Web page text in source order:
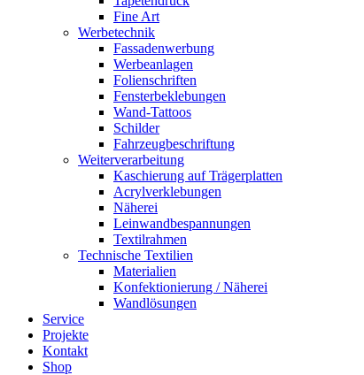
Fine Art
Werbetechnik
Fassadenwerbung
Werbeanlagen
Folienschriften
Fensterbeklebungen
Wand-Tattoos
Schilder
Fahrzeugbeschriftung
Weiterverarbeitung
Kaschierung auf Trägerplatten
Acrylverklebungen
Näherei
Leinwandbespannungen
Textilrahmen
Technische Textilien
Materialien
Konfektionierung / Näherei
Wandlösungen
Service
Projekte
Kontakt
Shop